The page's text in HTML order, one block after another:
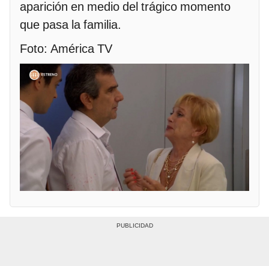
aparición en medio del trágico momento
que pasa la familia.
Foto: América TV